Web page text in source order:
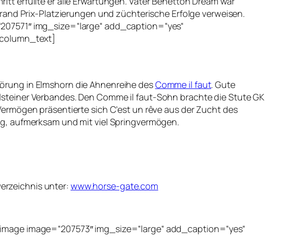
Prix-Platzierungen und züchterische Erfolge verweisen.
img_size=“large“ add_caption=“yes“
in Elmshorn die Ahnenreihe desComme il faut. Gute
Verbandes. Den Comme il faut-Sohn brachte die Stute GK
präsentierte sich C’est un rêve aus der Zucht des
aufmerksam und mit viel Springvermögen.
unter: www.horse-gate.com
image=“207573″ img_size=“large“ add_caption=“yes“